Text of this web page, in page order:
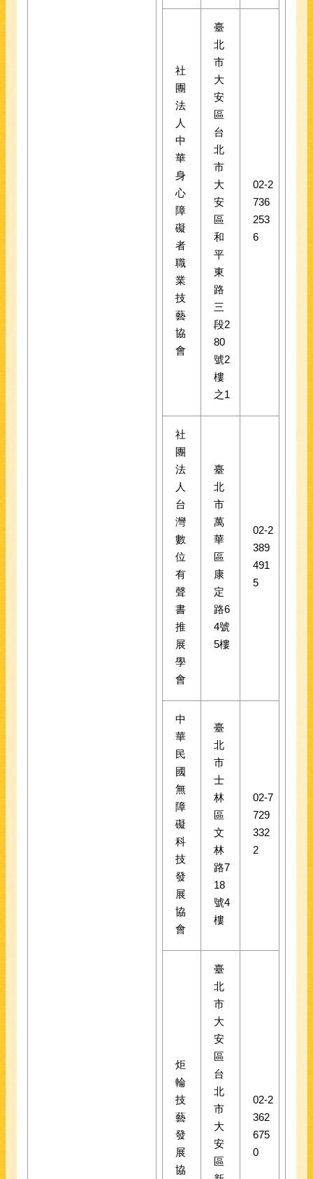
社
團
法
人
中
華
身
心
障
礙
者
職
業
技
藝
協
會
臺
北
市
大
安
區
台
北
市
大
安
區
和
平
東
路
三
段2
80
號2
樓
之1
02-2
736
253
6
社
團
法
人
台
灣
數
位
有
聲
書
推
展
學
會
臺
北
市
萬
華
區
康
定
路6
4號
5樓
02-2
389
491
5
中
華
民
國
無
障
礙
科
技
發
展
協
會
臺
北
市
士
林
區
文
林
路7
18
號4
樓
02-7
729
332
2
炬
輪
技
藝
發
展
協
臺
北
市
大
安
區
台
北
市
大
安
區
02-2
362
675
0